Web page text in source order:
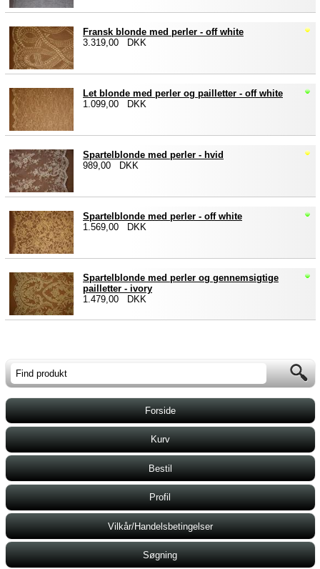
Fransk blonde med perler - off white
3.319,00 DKK
Let blonde med perler og pailletter - off white
1.099,00 DKK
Spartelblonde med perler - hvid
989,00 DKK
Spartelblonde med perler - off white
1.569,00 DKK
Spartelblonde med perler og gennemsigtige
pailletter - ivory
1.479,00 DKK
Forside
Kurv
Bestil
Profil
Vilkår/Handelsbetingelser
Søgning